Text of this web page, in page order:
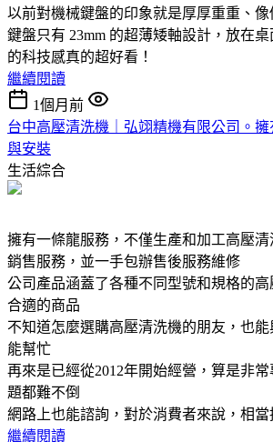
以前對機械鍵盤的印象就是厚厚重重、
鍵盤只有 23mm 的超薄矮軸設計，放在
的科技感真的超好看！
繼續閱讀
1個月前
台中高壓清洗機｜弘翊精機有限公司。
與安裝
生活綜合
擁有一條龍服務，不僅生產和加工高壓
銷售服務，並一手包辦售後服務維修
公司產品涵蓋了各種不同型號和規格的高
合適的商品
不知道怎麼選購高壓清洗機的朋友，也
能幫忙
再來是已經從2012年開始經營，算是非
題都難不倒
網路上也能諮詢，對於消費者來說，相當
繼續閱讀